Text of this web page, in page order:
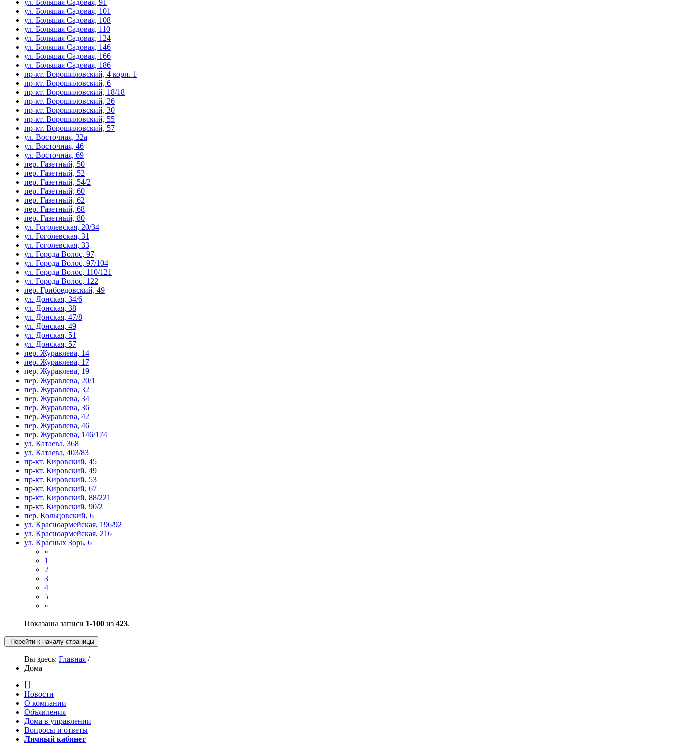
ул. Большая Садовая, 101
ул. Большая Садовая, 108
ул. Большая Садовая, 110
ул. Большая Садовая, 124
ул. Большая Садовая, 146
ул. Большая Садовая, 166
ул. Большая Садовая, 186
пр-кт. Ворошиловский, 4 корп. 1
пр-кт. Ворошиловский, 6
пр-кт. Ворошиловский, 18/18
пр-кт. Ворошиловский, 26
пр-кт. Ворошиловский, 30
пр-кт. Ворошиловский, 55
пр-кт. Ворошиловский, 57
ул. Восточная, 32а
ул. Восточная, 46
ул. Восточная, 69
пер. Газетный, 50
пер. Газетный, 52
пер. Газетный, 54/2
пер. Газетный, 60
пер. Газетный, 62
пер. Газетный, 68
пер. Газетный, 80
ул. Гоголевская, 20/34
ул. Гоголевская, 31
ул. Гоголевская, 33
ул. Города Волос, 97
ул. Города Волос, 97/104
ул. Города Волос, 110/121
ул. Города Волос, 122
пер. Грибоедовский, 49
ул. Донская, 34/6
ул. Донская, 38
ул. Донская, 47/8
ул. Донская, 49
ул. Донская, 51
ул. Донская, 57
пер. Журавлева, 14
пер. Журавлева, 17
пер. Журавлева, 19
пер. Журавлева, 20/1
пер. Журавлева, 32
пер. Журавлева, 34
пер. Журавлева, 36
пер. Журавлева, 42
пер. Журавлева, 46
пер. Журавлева, 146/174
ул. Катаева, 368
ул. Катаева, 403/83
пр-кт. Кировский, 45
пр-кт. Кировский, 49
пр-кт. Кировский, 53
пр-кт. Кировский, 67
пр-кт. Кировский, 88/221
пр-кт. Кировский, 90/2
пер. Кольцовский, 6
ул. Красноармейская, 196/92
ул. Красноармейская, 216
ул. Красных Зорь, 6
«
1
2
3
4
5
»
Показаны записи 1-100 из 423.
Перейти к началу страницы
Вы здесь: Главная /
Дома
Новости
О компании
Объявления
Дома в управлении
Вопросы и ответы
Личный кабинет